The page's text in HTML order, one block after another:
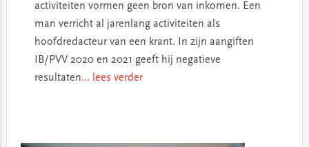
activiteiten vormen geen bron van inkomen. Een
man verricht al jarenlang activiteiten als
hoofdredacteur van een krant. In zijn aangiften
IB/PVV 2020 en 2021 geeft hij negatieve
resultaten... lees verder